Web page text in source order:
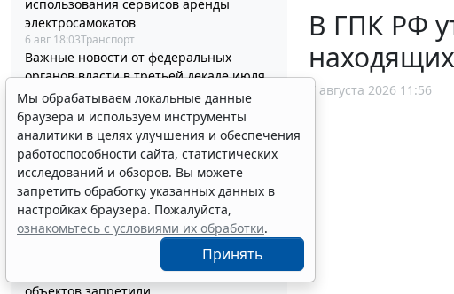
использования сервисов аренды
электросамокатов
6 авг 18:03Транспорт
Важные новости от федеральных
органов власти в третьей декаде июля
6 авг 17:46Бюджетный учет
Депутаты Госдумы инициировали
ужесточение миграционного учета в
регионах
Общество
Минздрав России обновил стандарт
медпомощи при преждевременном
половом развитии
6 авг 17:02Социальная сфера
строительства рекреационных
В ГПК РФ
7 августа 2026 11:56
Мы обрабатываем локальные данные
браузера и используем инструменты
аналитики в целях улучшения и обеспечения
работоспособности сайта, статистических
исследований и обзоров. Вы можете
запретить обработку указанных данных в
настройках браузера. Пожалуйста,
ознакомьтесь с условиями их обработки.
Принять